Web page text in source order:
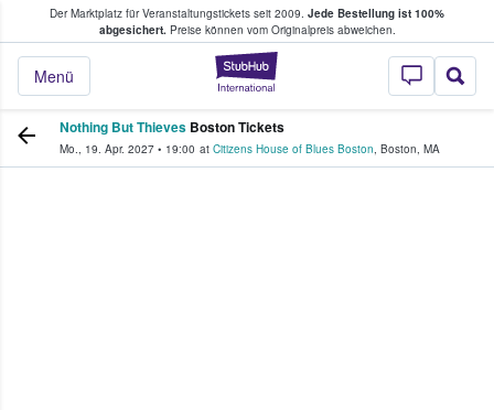
Der Marktplatz für Veranstaltungstickets seit 2009. Jede Bestellung ist 100%
abgesichert.Preise können vom Originalpreis abweichen.
StubHub - Wo
Menü
Tickets kaufen & verkaufen
Nothing But Thieves Boston Tickets
Mo., 19. Apr. 2027 • 19:00 at Citizens House of Blues Boston, Boston, MA